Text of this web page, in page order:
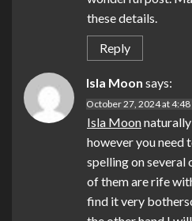
these details.
Reply
Isla Moon says:
October 27, 2024 at 4:48
Isla Moon
however you need
spelling on several
of them are rife
find it very